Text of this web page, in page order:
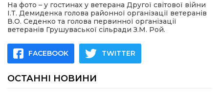
На фото – у гостинах у ветерана Другої світової війни
І.Т. Демиденка голова районної організації ветеранів
В.О. Седенко та голова первинної організації
ветеранів Грушуваської сільради З.М. Рой.
FACEBOOK TWITTER
ОСТАННІ НОВИНИ